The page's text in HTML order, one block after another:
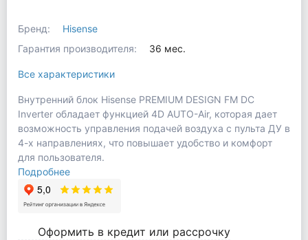
Бренд:
Hisense
Гарантия производителя:
36 мес.
Все характеристики
Внутренний блок Hisense PREMIUM DESIGN FM DC
Inverter обладает функцией 4D AUTO-Air, которая дает
возможность управления подачей воздуха с пульта ДУ в
4-х направлениях, что повышает удобство и комфорт
для пользователя.
Подробнее
Оформить в кредит или рассрочку